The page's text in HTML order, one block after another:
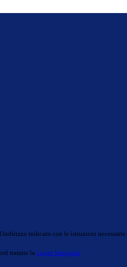
indicato con le istruzioni necessarie.
tramite la Login Spaggiari